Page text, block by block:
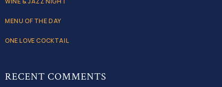
MENU OF THE DAY
ONE LOVE COCKTAIL
RECENT COMMENTS